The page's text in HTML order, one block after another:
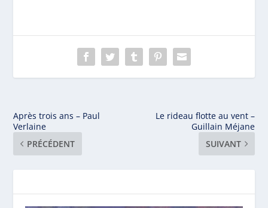
Après trois ans – Paul
Verlaine
PRÉCÉDENT
Le rideau flotte au vent –
Guillain Méjane
SUIVANT